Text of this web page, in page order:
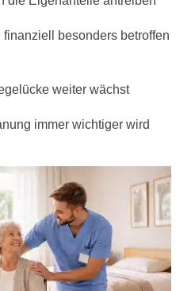
besonders betroffen
weiter wächst
immer wichtiger wird